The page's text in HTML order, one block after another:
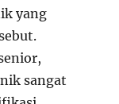
yang
sangat